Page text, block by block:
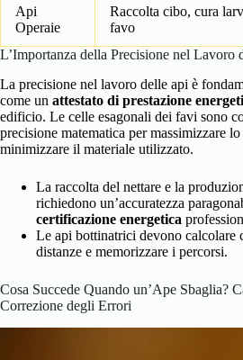
Api
Operaie
Raccolta cibo, cura
favo
L’Importanza della Precisione nel Lavoro
La precisione nel lavoro delle api è
come un attestato di prestazione
edificio. Le celle esagonali dei favi sono
precisione matematica per massimizzare
minimizzare il materiale utilizzato.
La raccolta del nettare e la
richiedono un’accuratezza
certificazione energetica
Le api bottinatrici devono calcolare
distanze e memorizzare i percorsi.
Cosa Succede Quando un’Ape Sbaglia?
Correzione degli Errori